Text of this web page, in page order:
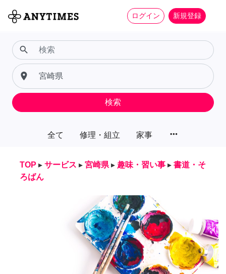
ログイン 新規登録
全て 修理・組立 家事 more_horiz
search
place
検索
TOP ▸ サービス ▸ 宮崎県 ▸ 趣味・習い事 ▸ 書道・そ
ろばん